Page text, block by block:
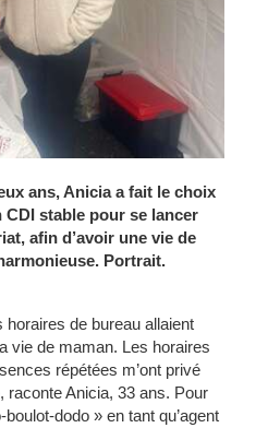
ans, Anicia a fait le choix
stable pour se lancer
afin d’avoir une vie de
Portrait.
de bureau allaient
vie de maman. Les horaires
répétées m’ont privé
Anicia, 33 ans. Pour
dodo » en tant qu’agent